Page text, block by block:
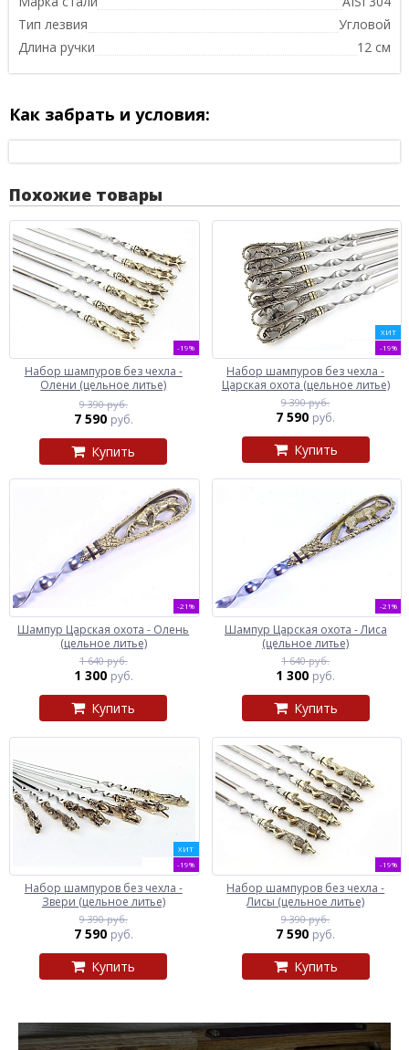
Тип лезвия
Угловой
Длина ручки
12 см
Как забрать и условия:
Похожие товары
-19%
Набор шампуров без чехла -
Олени (цельное литье)
9 390 руб.
7 590 руб.
Купить
ХИТ
-19%
Набор шампуров без чехла -
Царская охота (цельное литье)
9 390 руб.
7 590 руб.
Купить
-21%
Шампур Царская охота - Олень
(цельное литье)
1 640 руб.
1 300 руб.
Купить
-21%
Шампур Царская охота - Лиса
(цельное литье)
1 640 руб.
1 300 руб.
Купить
ХИТ
-19%
Набор шампуров без чехла -
Звери (цельное литье)
9 390 руб.
7 590 руб.
Купить
-19%
Набор шампуров без чехла -
Лисы (цельное литье)
9 390 руб.
7 590 руб.
Купить